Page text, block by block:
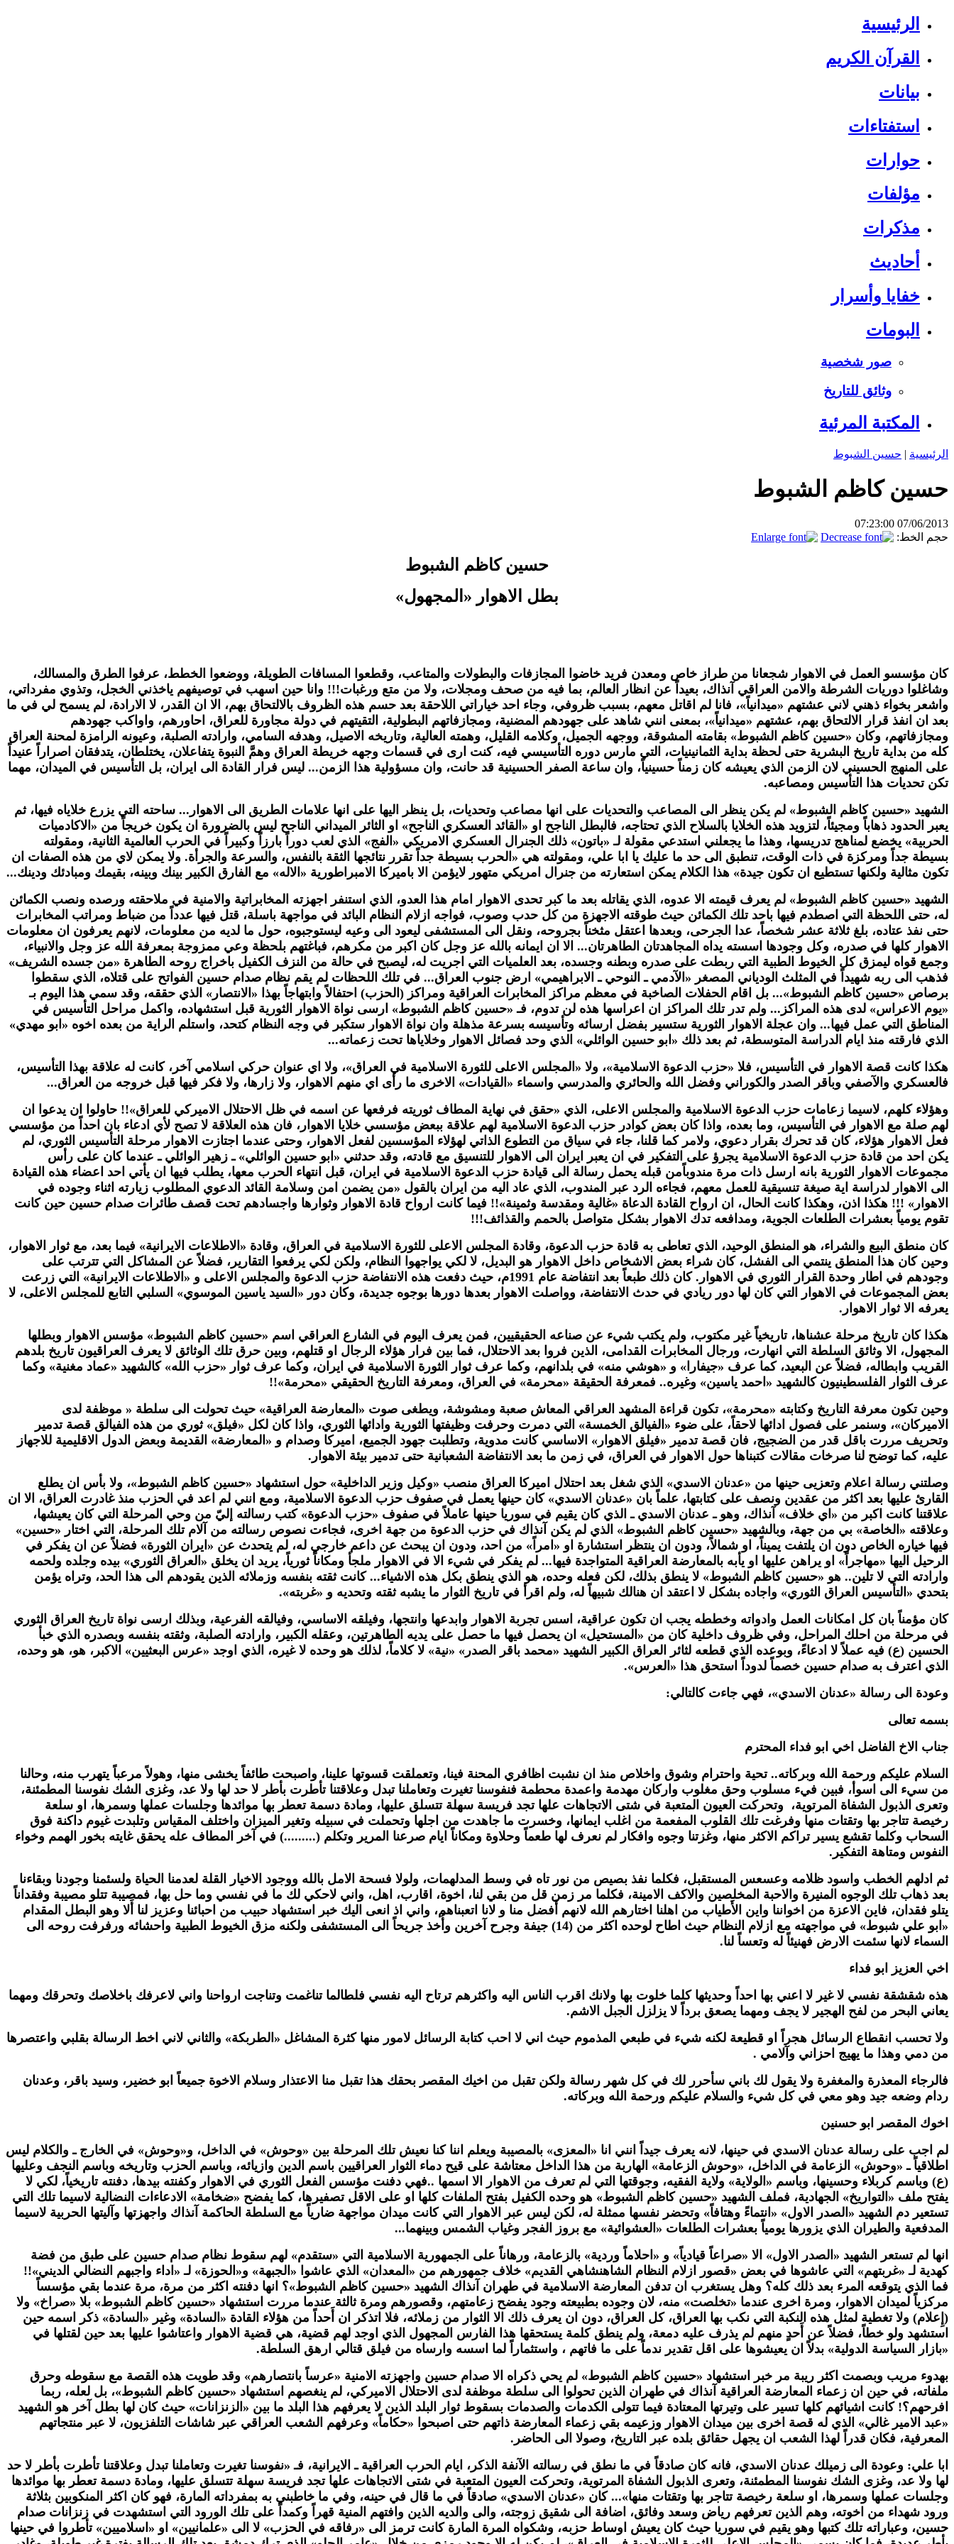
الرئيسية
القرآن الكريم
بيانات
استفتاءات
حوارات
مؤلفات
مذكرات
أحاديث
خفايا وأسرار
البومات
صور شخصية
وثائق للتاريخ
المكتبة المرئية
الرئيسية | حسين الشبوط
حسين كاظم الشبوط
07/06/2013 07:23:00
حجم الخط:
حسين كاظم الشبوط
بطل الاهوار «المجهول»
كان مؤسسو العمل في الاهوار شجعانا من طراز خاص ومعدن فريد خاضوا المجازفات والبطولات والمتاعب، وقطعوا المسافات الطويلة، ووضعوا الخطط، عرفوا الطرق والمسالك،
وشاغلوا دوريات الشرطة والامن العراقي آنذاك، بعيداً عن انظار العالم، بما فيه من صحف ومجلات، ولا من متع ورغبات!!! وانا حين اسهب في توصيفهم ياخذني الخجل، وتذوي مفرداتي،
واشعر بخواء ذهني لاني عشتهم «ميدانياً»، فانا لم اقاتل معهم، بسبب ظروفي، وجاء احد خياراتي اللاحقة بعد حسم هذه الظروف بالالتحاق بهم، الا ان القدر، لا الارادة، لم يسمح لي في ما
بعد ان انفذ قرار الالتحاق بهم، عشتهم «ميدانياً»، بمعنى انني شاهد على جهودهم المضنية، ومجازفاتهم البطولية، التقيتهم في دولة مجاورة للعراق، احاورهم، واواكب جهودهم
ومجازفاتهم، وكان «حسين كاظم الشبوط» بقامته المشوقة، ووجهه الجميل، وكلامه القليل، وهمته العالية، وتاريخه الاصيل، وهدفه السامي، وارادته الصلبة، وعيونه الرامزة لمحنة العراق
كله من بداية تاريخ البشرية حتى لحظة بداية الثمانينيات، التي مارس دوره التأسيسي فيه، كنت ارى في قسمات وجهه خريطة العراق وهمَّ النبوة يتفاعلان، يختلطان، يتدفقان اصراراً عنيداً
على المنهج الحسيني لان الزمن الذي يعيشه كان زمناً حسينياً، وان ساعة الصفر الحسينية قد حانت، وان مسؤولية هذا الزمن... ليس فرار القادة الى ايران، بل التأسيس في الميدان، مهما
تكن تحديات هذا التأسيس ومصاعبه.
الشهيد «حسين كاظم الشبوط» لم يكن ينظر الى المصاعب والتحديات على انها مصاعب وتحديات، بل ينظر اليها على انها علامات الطريق الى الاهوار... ساحته التي يزرع خلاياه فيها، ثم
يعبر الحدود ذهاباً ومجيئاً، لتزويد هذه الخلايا بالسلاح الذي تحتاجه، فالبطل الناجح او «القائد العسكري الناجح» او الثائر الميداني الناجح ليس بالضرورة ان يكون خريجاً من «الاكادميات
الحربية» يخضع لمناهج تدريسها، وهذا ما يجعلني استدعي مقولة لـ «باتون» ذلك الجنرال العسكري الامريكي «الفج» الذي لعب دوراً بارزاً وكبيراً في الحرب العالمية الثانية، ومقولته
بسيطة جداً ومركزة في ذات الوقت، تنطبق الى حد ما عليك يا ابا علي، ومقولته هي «الحرب بسيطة جداً تقرر نتائجها الثقة بالنفس، والسرعة والجرأة. ولا يمكن لاي من هذه الصفات ان
تكون مثالية ولكنها تستطيع ان تكون جيدة» هذا الكلام يمكن استعارته من جنرال امريكي متهور لايؤمن الا باميركا الامبراطورية «الاله» مع الفارق الكبير بينك وبينه، بقيمك ومبادئك ودينك...
الشهيد «حسين كاظم الشبوط» لم يعرف قيمته الا عدوه، الذي يقاتله بعد ما كبر تحدى الاهوار امام هذا العدو، الذي استنفر اجهزته المخابراتية والامنية في ملاحقته ورصده ونصب الكمائن
له، حتى اللحظة التي اصطدم فيها باحد تلك الكمائن حيث طوقته الاجهزة من كل حدب وصوب، فواجه ازلام النظام البائد في مواجهة باسلة، قتل فيها عدداً من ضباط ومراتب المخابرات
حتى نفذ عتاده، بلغ ثلاثة عشر شخصاً، عدا الجرحى، وبعدها اعتقل مثخناً بجروحه، ونقل الى المستشفى ليعود الى وعيه ليستوجبوه، حول ما لديه من معلومات، لانهم يعرفون ان معلومات
الاهوار كلها في صدره، وكل وجودها اسسته يداه المجاهدتان الطاهرتان... الا ان ايمانه بالله عز وجل كان اكبر من مكرهم، فباغتهم بلحظة وعي ممزوجة بمعرفة الله عز وجل والانبياء،
وجمع قواه ليمزق كل الخيوط الطبية التي ربطت على صدره وبطنه وجسده، بعد العلميات التي اجريت له، ليصبح في حالة من النزف الكفيل باخراج روحه الطاهرة «من جسده الشريف»
فذهب الى ربه شهيداً في المثلث الودياني المصغر «الآدمي ـ النوحي ـ الابراهيمي» ارض جنوب العراق... في تلك اللحظات لم يقم نظام صدام حسين الفواتح على قتلاه، الذي سقطوا
برصاص «حسين كاظم الشبوط»... بل اقام الحفلات الصاخبة في معظم مراكز المخابرات العراقية ومراكز (الحزب) احتفالاً وابتهاجاً بهذا «الانتصار» الذي حققه، وقد سمي هذا اليوم بـ
«يوم الاعراس» لدى هذه المراكز... ولم تدر تلك المراكز ان اعراسها هذه لن تدوم، فـ «حسين كاظم الشبوط» ارسى نواة الاهوار الثورية قبل استشهاده، واكمل مراحل التأسيس في
المناطق التي عمل فيها... وان عجلة الاهوار الثورية ستسير بفضل ارسائه وتأسيسه بسرعة مذهلة وان نواة الاهوار ستكبر في وجه النظام كتحد، واستلم الراية من بعده اخوه «ابو مهدي»
الذي فارقته منذ ايام الدراسة المتوسطة، ثم بعد ذلك «ابو حسين الوائلي» الذي وحد فصائل الاهوار وخلاياها تحت زعماته...
هكذا كانت قصة الاهوار في التأسيس، فلا «حزب الدعوة الاسلامية»، ولا «المجلس الاعلى للثورة الاسلامية في العراق»، ولا اي عنوان حركي اسلامي آخر، كانت له علاقة بهذا التأسيس،
فالعسكري والآصفي وباقر الصدر والكوراني وفضل الله والحائري والمدرسي واسماء «القيادات» الاخرى ما رأى اي منهم الاهوار، ولا زارها، ولا فكر فيها قبل خروجه من العراق...
وهؤلاء كلهم، لاسيما زعامات حزب الدعوة الاسلامية والمجلس الاعلى، الذي «حقق في نهاية المطاف ثوريته فرفعها عن اسمه في ظل الاحتلال الاميركي للعراق»!! حاولوا ان يدعوا ان
لهم صلة مع الاهوار في التأسيس، وما بعده، واذا كان بعض كوادر حزب الدعوة الاسلامية لهم علاقة ببعض مؤسسي خلايا الاهوار، فان هذه العلاقة لا تصح لأي ادعاء بان احداً من مؤسسي
فعل الاهوار هؤلاء، كان قد تحرك بقرار دعوي، ولامر كما قلنا، جاء في سياق من التطوع الذاتي لهؤلاء المؤسسين لفعل الاهوار، وحتى عندما اجتازت الاهوار مرحلة التأسيس الثوري، لم
يكن احد من قادة حزب الدعوة الاسلامية يجرؤ على التفكير في ان يعبر ايران الى الاهوار للتنسيق مع قادته، وقد حدثني «ابو حسين الوائلي» ـ زهير الوائلي ـ عندما كان على رأس
مجموعات الاهوار الثورية بانه ارسل ذات مرة مندوباًمن قبله يحمل رسالة الى قيادة حزب الدعوة الاسلامية في ايران، قبل انتهاء الحرب معها، يطلب فيها ان يأتي احد اعضاء هذه القيادة
الى الاهوار لدراسة اية صيغة تنسيقية للعمل معهم، فجاءه الرد عبر المندوب، الذي عاد اليه من ايران بالقول «من يضمن امن وسلامة القائد الدعوي المطلوب زيارته اثناء وجوده في
الاهوار» !!! هكذا اذن، وهكذا كانت الحال، ان ارواح القادة الدعاة «غالية ومقدسة وثمينة»!! فيما كانت ارواح قادة الاهوار وثوارها واجسادهم تحت قصف طائرات صدام حسين حين كانت
تقوم يومياً بعشرات الطلعات الجوية، ومدافعه تدك الاهوار بشكل متواصل بالحمم والقذائف!!!
كان منطق البيع والشراء، هو المنطق الوحيد، الذي تعاطى به قادة حزب الدعوة، وقادة المجلس الاعلى للثورة الاسلامية في العراق، وقادة «الاطلاعات الايرانية» فيما بعد، مع ثوار الاهوار،
وحين كان هذا المنطق ينتمي الى الفشل، كان شراء بعض الاشخاص داخل الاهوار هو البديل، لا لكي يواجهوا النظام، ولكن لكي يرفعوا التقارير، فضلاً عن المشاكل التي تترتب على
وجودهم في اطار وحدة القرار الثوري في الاهوار. كان ذلك طبعاً بعد انتفاضة عام 1991م، حيث دفعت هذه الانتفاضة حزب الدعوة والمجلس الاعلى و «الاطلاعات الايرانية» التي زرعت
بعض المجموعات في الاهوار التي كان لها دور ريادي في حدث الانتفاضة، وواصلت الاهوار بعدها دورها بوجوه جديدة، وكان دور «السيد ياسين الموسوي» السلبي التابع للمجلس الاعلى، لا
يعرفه الا ثوار الاهوار.
هكذا كان تاريخ مرحلة عشناها، تاريخياً غير مكتوب، ولم يكتب شيء عن صناعه الحقيقيين، فمن يعرف اليوم في الشارع العراقي اسم «حسين كاظم الشبوط» مؤسس الاهوار وبطلها
المجهول، الا وثائق السلطة التي انهارت، ورجال المخابرات القدامى، الذين فروا بعد الاحتلال، فما بين فرار هؤلاء الرجال او قتلهم، وبين حرق تلك الوثائق لا يعرف العراقيون تاريخ بلدهم
القريب وابطاله، فضلاً عن البعيد، كما عرف «جيفارا» و «هوشي منه» في بلدانهم، وكما عرف ثوار الثورة الاسلامية في ايران، وكما عرف ثوار «حزب الله» كالشهيد «عماد مغنية» وكما
عرف الثوار الفلسطينيون كالشهيد «احمد ياسين» وغيره.. فمعرفة الحقيقة «محرمة» في العراق، ومعرفة التاريخ الحقيقي «محرمة»!!
وحين تكون معرفة التاريخ وكتابته «محرمة»، تكون قراءة المشهد العراقي المعاش صعبة ومشوشة، ويطغى صوت «المعارضة العراقية» حيث تحولت الى سلطة « موظفة لدى
الاميركان»، وسنمر على فصول ادائها لاحقاً، على ضوء «الفيالق الخمسة» التي دمرت وحرفت وظيفتها الثورية وادائها الثوري، واذا كان لكل «فيلق» ثوري من هذه الفيالق قصة تدمير
وتحريف مررت باقل قدر من الضجيج، فان قصة تدمير «فيلق الاهوار» الاساسي كانت مدوية، وتطلبت جهود الجميع، اميركا وصدام و «المعارضة» القديمة وبعض الدول الاقليمية للاجهاز
عليه، كما توضح لنا صرخات مقالات كتبناها حول الاهوار في العراق، في زمن ما بعد الانتفاضة الشعبانية حتى تدمير بيئة الاهوار.
وصلتني رسالة اعلام وتعزيى حينها من «عدنان الاسدي» الذي شغل بعد احتلال اميركا العراق منصب «وكيل وزير الداخلية» حول استشهاد «حسين كاظم الشبوط»، ولا بأس ان يطلع
القارئ عليها بعد اكثر من عقدين ونصف على كتابتها، علماً بان «عدنان الاسدي» كان حينها يعمل في صفوف حزب الدعوة الاسلامية، ومع انني لم اعد في الحزب منذ غادرت العراق، الا ان
علاقتنا كانت اكبر من «اي خلاف» آنذاك، وهو ـ عدنان الاسدي ـ الذي كان يقيم في سوريا حينها عاملاً في صفوف «حزب الدعوة» كتب رسالته إليّ من وحي المرحلة التي كان يعيشها،
وعلاقته «الخاصة» بي من جهة، وبالشهيد «حسين كاظم الشبوط» الذي لم يكن آنذاك في حزب الدعوة من جهة اخرى، فجاءت نصوص رسالته من آلام تلك المرحلة، التي اختار «حسين»
فيها خياره الخاص دون ان يلتفت يميناً، او شمالاً، ودون ان ينتظر استشارة او «امراً» من احد، ودون ان يبحث عن داعم خارجي له، لم يتحدث عن «ايران الثورة» فضلاً عن ان يفكر في
الرحيل اليها «مهاجراً» او يراهن عليها او يأبه بالمعارضة العراقية المتواجدة فيها... لم يفكر في شيء الا في الاهوار ملجأ ومكاناً ثورياً، يريد ان يخلق «العراق الثوري» بيده وجلده ولحمه
وارادته التي لا تلين.. هو «حسين كاظم الشبوط» لا ينطق بذلك، لكن فعله وحده، هو الذي ينطق بكل هذه الاشياء... كانت ثقته بنفسه وزملائه الذين يقودهم الى هذا الحد، وتراه يؤمن
بتحدي «التأسيس العراق الثوري» واجاده بشكل لا اعتقد ان هنالك شبيهاً له، ولم اقرأ في تاريخ الثوار ما يشبه ثقته وتحديه و «غربته».
كان مؤمناً بان كل امكانات العمل وادواته وخططه يجب ان تكون عراقية، اسس تجربة الاهوار وابدعها وانتجها، وفيلقه الاساسي، وفيالقه الفرعية، وبذلك ارسى نواة تاريخ العراق الثوري
في مرحلة من احلك المراحل، وفي ظروف داخلية كان من «المستحيل» ان يحصل فيها ما حصل على يديه الطاهرتين، وعقله الكبير، وارادته الصلبة، وثقته بنفسه وبصدره الذي خبأ
الحسين (ع) فيه عملاً لا ادعاءً، وبوعده الذي قطعه لثائر العراق الكبير الشهيد «محمد باقر الصدر» «نية» لا كلاماً، لذلك هو وحده لا غيره، الذي اوجد «عرس البعثيين» الاكبر، هو، هو وحده،
الذي اعترف به صدام حسين خصماً لدوداً استحق هذا «العرس».
وعودة الى رسالة «عدنان الاسدي»، فهي جاءت كالتالي:
بسمه تعالى
جناب الاخ الفاضل اخي ابو فداء المحترم
السلام عليكم ورحمة الله وبركاته.. تحية واحترام وشوق واخلاص منذ ان نشبت اظافري المحنة فينا، وتعملقت قسوتها علينا، واصبحت طائفاً يخشى منها، وهولاً مرعباً يتهرب منه، وحالنا
من سيء الى اسوأ، فبين فيء مسلوب وحق مغلوب واركان مهدمة واعمدة محطمة فنفوسنا تغيرت وتعاملنا تبدل وعلاقتنا تأطرت بأطر لا حد لها ولا عد، وغزى الشك نفوسنا المطمئنة،
وتعرى الذبول الشفاة المرتوية، وتحركت العيون المتعبة في شتى الاتجاهات علها تجد فريسة سهلة تتسلق عليها، ومادة دسمة تعطر بها موائدها وجلسات عملها وسمرها، او سلعة
رخيصة تتاجر بها وتقتات منها وفرغت تلك القلوب المفعمة من اغلب ايمانها، وخسرت ما جاهدت من اجلها وتحملت في سبيله وتغير الميزان واختلف المقياس وتلبدت غيوم داكنة فوق
السحاب وكلما تقشع يسير تراكم الاكثر منها، وغزتنا وجوه وافكار لم نعرف لها طعماً وحلاوة ومكاناً ايام صرعنا المرير وتكلم (.........) في آخر المطاف عله يحقق غايته بخور الهمم وخواء
النفوس ومتاهة التفكير.
ثم ادلهم الخطب واسود ظلامه وعسعس المستقبل، فكلما نفذ بصيص من نور تاه في وسط المدلهمات، ولولا فسحة الامل بالله ووجود الاخيار القلة لعدمنا الحياة ولسئمنا وجودنا وبقاءنا
بعد ذهاب تلك الوجوه المنيرة والاحبة المخلصين والاكف الامينة، فكلما مر زمن قل من بقي لنا، اخوة، اقارب، اهل، واني لاحكي لك ما في نفسي وما حل بها، فمصيبة تتلو مصيبة وفقداناً
يتلو فقدان، فاين الاعزة من اخواننا واين الأَطياب من اهلنا اختارهم الله لانهم أَفضل منا و لانا اتعبناهم، واني اذ انعى اليك خبر استشهاد حبيب من احبائنا وعزيز لنا أَلا وهو البطل المقدام
«ابو علي شبوط» في مواجهته مع ازلام النظام حيث اطاح لوحده اكثر من (14) جيفة وجرح آخرين وأُخذ جريحاً الى المستشفى ولكنه مزق الخيوط الطبية واحشائه ورفرفت روحه الى
السماء لانها سئمت الارض فهنيئاً له وتعساً لنا.
اخي العزيز ابو فداء
هذه شقشقة نفسي لا غير لا اعني بها احداً وحديثها كلما خلوت بها ولانك اقرب الناس اليه واكثرهم ترتاح اليه نفسي فلطالما تناغمت وتناجت ارواحنا واني لاعرفك باخلاصك وتحرقك ومهما
يعاني البحر من لفح الهجير لا يجف ومهما يصعق برداً لا يزلزل الجبل الاشم.
ولا تحسب انقطاع الرسائل هجراً او قطيعة لكنه شيء في طبعي المذموم حيث اني لا احب كتابة الرسائل لامور منها كثرة المشاغل «الطربكة» والثاني لاني اخط الرسالة بقلبي واعتصرها
من دمي وهذا ما يهيج احزاني وآلامي .
فالرجاء المعذرة والمغفرة ولا يقول لك باني سأحرر لك في كل شهر رسالة ولكن تقبل من اخيك المقصر بحقك هذا تقبل منا الاعتذار وسلام الاخوة جميعاً ابو خضير، وسيد باقر، وعدنان
ردام وضعه جيد وهو معي في كل شيء والسلام عليكم ورحمة الله وبركاته.
اخوك المقصر ابو حسنين
لم اجب على رسالة عدنان الاسدي في حينها، لانه يعرف جيداً انني انا «المعزى» بالمصيبة ويعلم اننا كنا نعيش تلك المرحلة بين «وحوش» في الداخل، و«وحوش» في الخارج ـ والكلام ليس
اطلاقياً ـ «وحوش» الزعامة في الداخل، «وحوش الزعامة» الهاربة من هذا الداخل معتاشة على قيح دماء الثوار العراقيين باسم الدين وازيائه، وباسم الحزب وتاريخه وباسم النجف وعليها
(ع) وباسم كربلاء وحسينها، وباسم «الولاية» ولاية الفقيه، وجوقتها التي لم تعرف من الاهوار الا اسمها ..فهي دفنت مؤسس الفعل الثوري في الاهوار وكفنته بيدها، دفنته تاريخياً، لكي لا
يفتح ملف «التواريخ» الجهادية، فملف الشهيد «حسين كاظم الشبوط» هو وحده الكفيل بفتح الملفات كلها او على الاقل تصفيرها، كما يفضح «ضخامة» الادعاءات النضالية لاسيما تلك التي
تستعير دم الشهيد «الصدر الاول» «انتماءً وهتافاً» وتحضر نفسها ممثلة له، لكن ليس عبر الاهوار التي كانت ميدان مواجهة ضارياً مع السلطة الحاكمة آنذاك واجهزتها وآليتها الحربية لاسيما
المدفعية والطيران الذي يزورها يومياً بعشرات الطلعات «العشوائية» مع بروز الفجر وغياب الشمس وبينهما...
انها لم تستعر الشهيد «الصدر الاول» الا «صراعاً قيادياً» و «احلاماً وردية» بالزعامة، ورهاناً على الجمهورية الاسلامية التي «ستقدم» لهم سقوط نظام صدام حسين على طبق من فضة
كهدية لـ «غربتهم» التي عاشوها في بعض «قصور ازلام النظام الشاهنشاهي القديم» خلاف جمهورهم من «المعدان» الذي عاشوا «الجبهة» و«الحوزة» لـ «اداء واجبهم النضالي الديني»!!
فما الذي يتوقعه المرء بعد ذلك كله؟ وهل يستغرب ان تدفن المعارضة الاسلامية في طهران آنذاك الشهيد «حسين كاظم الشبوط»؟ انها دفنته اكثر من مرة، مرة عندما بقي مؤسساً
مركزياً لميدان الاهوار، ومرة اخرى عندما «تخلصت» منه، لان وجوده بطبيعته وجود يفضح زعامتهم، وقصورهم ومرة ثالثة عندما مررت استشهاد «حسين كاظم الشبوط» بلا «صراخ» ولا
(إِعلام) ولا تغطية لمثل هذه النكبة التي نكب بها العراق، كل العراق، دون ان يعرف ذلك الا الثوار من زملائه، فلا اتذكر ان أَحداً من هؤلاء القادة «السادة» وغير «السادة» ذكر اسمه حين
استشهد ولو خطاً، فضلاً عن أَحدٍ منهم لم يذرف عليه دمعة، ولم ينطق كلمة يستحقها هذا الفارس المجهول الذي اوجد لهم قضية، هي قضية الاهوار واعتاشوا عليها بعد حين لقتلها في
«بازار السياسة الدولية» بدلاً ان يعيشوها على اقل تقدير ندماً على ما فاتهم ، واستثماراً لما اسسه وارساه من فيلق قتالي ارهق السلطة.
بهدوء مريب وبصمت اكثر ريبة مر خبر استشهاد «حسين كاظم الشبوط» لم يحي ذكراه الا صدام حسين واجهزته الامنية «عرساً بانتصارهم» وقد طويت هذه القصة مع سقوطه وحرق
ملفاته، في حين ان زعماء المعارضة العراقية آنذاك في طهران الذين تحولوا الى سلطة موظفة لدى الاحتلال الاميركي، لم ينغصهم استشهاد «حسين كاظم الشبوط»، بل لعله، ربما
افرحهم؟! كانت اشيائهم كلها تسير على وتيرتها المعتادة فيما تتولى الكدمات والصدمات بسقوط ثوار البلد الذين لا يعرفهم هذا البلد ما بين «الزنزانات» حيث كان لها بطل آخر هو الشهيد
«عبد الامير غالي» الذي له قصة اخرى بين ميدان الاهوار وزعيمه بقي زعماء المعارضة ذاتهم حتى اصبحوا «حكاماً» وعرفهم الشعب العراقي عبر شاشات التلفزيون، لا عبر منتجاتهم
المعرفية، فكان قدراً لهذا الشعب ان يجهل حقائق بلده عبر التاريخ، وصولا الى الحاضر.
ابا علي: وعودة الى زميلك عدنان الاسدي، فانه كان صادقاً في ما نطق في رسالته الآنفة الذكر، ايام الحرب العراقية ـ الايرانية، فـ «نفوسنا تغيرت وتعاملنا تبدل وعلاقتنا تأطرت بأطر لا حد
لها ولا عد، وغزى الشك نفوسنا المطمئنة، وتعرى الذبول الشفاة المرتوية، وتحركت العيون المتعبة في شتى الاتجاهات علها تجد فريسة سهلة تتسلق عليها، ومادة دسمة تعطر بها موائدها
وجلسات عملها وسمرها، او سلعة رخيصة تتاجر بها وتقتات منها»... كان «عدنان الاسدي» صادقاً في ما قال في حينه، وفي ما خاطبني به بمفرداته المارة، فهو كان اكثر المنكوبين بثلاثة
ورود شهداء من اخوته، وهم الذين تعرفهم رياض وسعد وفائق، اضافة الى شقيق زوجته، والى والديه الذين وافتهم المنية قهراً وكمداً على تلك الورود التي استشهدت في زنزانات صدام
حسين، وعباراته تلك كتبها وهو يقيم في سوريا حيث كان يعيش اوساط حزبه، وشكواه المرة المارة كانت ترمز الى «رفاقه في الحزب» لا الى «علمانيين» او «اسلاميين» تأطروا في حينها